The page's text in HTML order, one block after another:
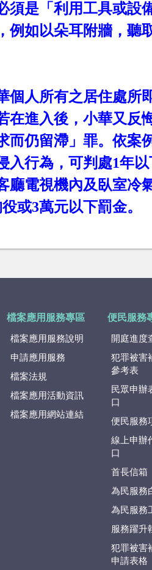
須是「利用工具或設
例如以朵耳附牆，聽
個人所有之居住處所
進入後，小華又反
而仍留滯」罪。依案
入行為，可判處1年
廳電視機內及臥室冷
或3萬元以下罰金。
檔案應用服務專區
檔案應用服務說明
申請應用服務
檔案法規
檔案應用活動資訊
檔案應用網站連結
便民服務
開庭進度
犯罪被害
參考表
民眾申辦
口
便民服務
線上申辦
口
首長信箱
為民服務
為民服務
服務躍升
犯罪被害
申請表格